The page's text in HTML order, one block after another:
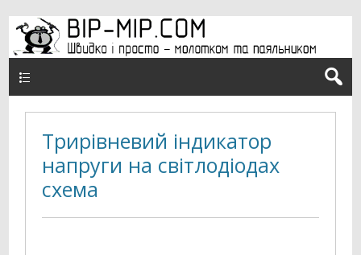
Трирівневий індикатор
напруги на світлодіодах
схема